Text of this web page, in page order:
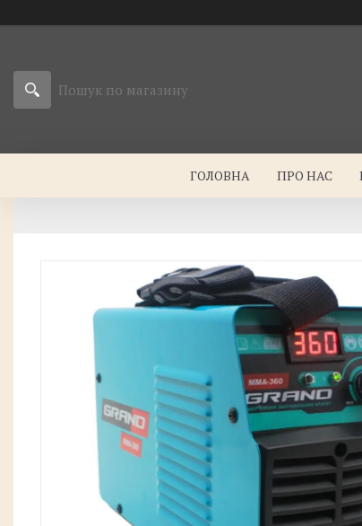
ГОЛОВНА ПРО НАС